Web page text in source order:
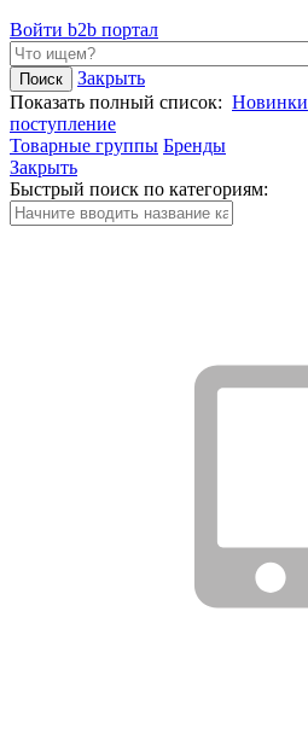
Войти b2b портал
Закрыть
Показать полный список: Новинки
поступление
Товарные группы Бренды
Закрыть
Быстрый поиск по категориям: